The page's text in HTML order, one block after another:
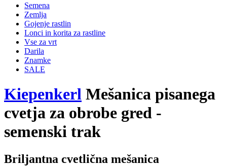
Semena
Zemlja
Gojenje rastlin
Lonci in korita za rastline
Vse za vrt
Darila
Znamke
SALE
Kiepenkerl Mešanica pisanega
cvetja za obrobe gred -
semenski trak
Briljantna cvetlična mešanica